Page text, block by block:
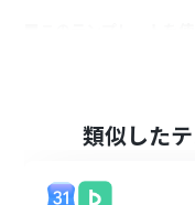
の入力間違い、
類似した